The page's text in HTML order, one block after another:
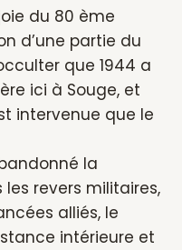
du 80 ème
d’une partie du
que 1944 a
ici à Souge, et
intervenue que le
la
revers militaires,
alliés, le
intérieure et